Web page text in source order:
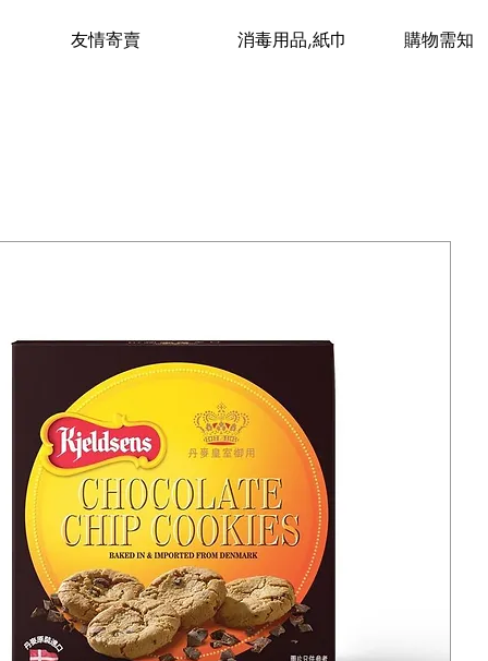
友情寄賣 消毒用品,紙巾 購物需知